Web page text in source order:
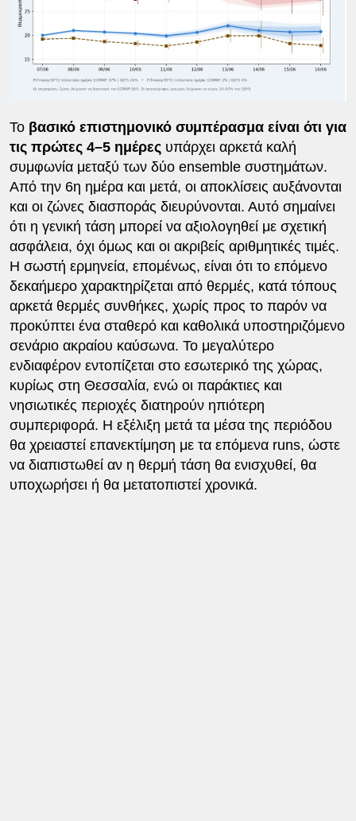
Το βασικό επιστημονικό συμπέρασμα είναι ότι για
τις πρώτες 4–5 ημέρεςυπάρχει αρκετά καλή
συμφωνία μεταξύ των δύο ensemble συστημάτων.
Από την 6η ημέρα και μετά, οι αποκλίσεις αυξάνονται
και οι ζώνες διασποράς διευρύνονται. Αυτό σημαίνει
ότι η γενική τάση μπορεί να αξιολογηθεί με σχετική
ασφάλεια, όχι όμως και οι ακριβείς αριθμητικές τιμές.
Η σωστή ερμηνεία, επομένως, είναι ότι το επόμενο
δεκαήμερο χαρακτηρίζεται από θερμές, κατά τόπους
αρκετά θερμές συνθήκες, χωρίς προς το παρόν να
προκύπτει ένα σταθερό και καθολικά υποστηριζόμενο
σενάριο ακραίου καύσωνα. Το μεγαλύτερο
ενδιαφέρον εντοπίζεται στο εσωτερικό της χώρας,
κυρίως στη Θεσσαλία, ενώ οι παράκτιες και
νησιωτικές περιοχές διατηρούν ηπιότερη
συμπεριφορά. Η εξέλιξη μετά τα μέσα της περιόδου
θα χρειαστεί επανεκτίμηση με τα επόμενα runs, ώστε
να διαπιστωθεί αν η θερμή τάση θα ενισχυθεί, θα
υποχωρήσει ή θα μετατοπιστεί χρονικά.